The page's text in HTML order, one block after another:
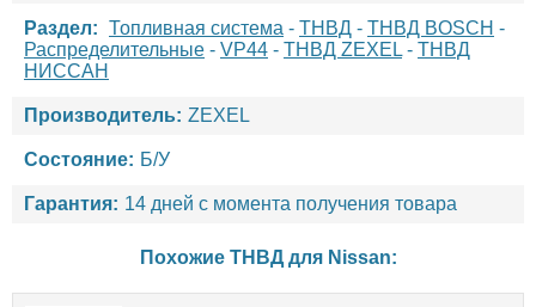
Раздел: Топливная система - ТНВД - ТНВД BOSCH -
Распределительные - VP44 - ТНВД ZEXEL - ТНВД
НИССАН
Производитель: ZEXEL
Состояние: Б/У
Гарантия: 14 дней с момента получения товара
Похожие ТНВД для Nissan: